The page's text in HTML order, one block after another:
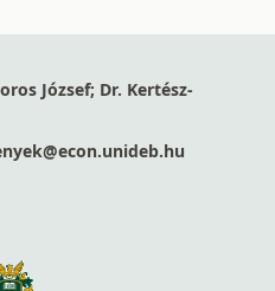
József; Dr. Kertész-